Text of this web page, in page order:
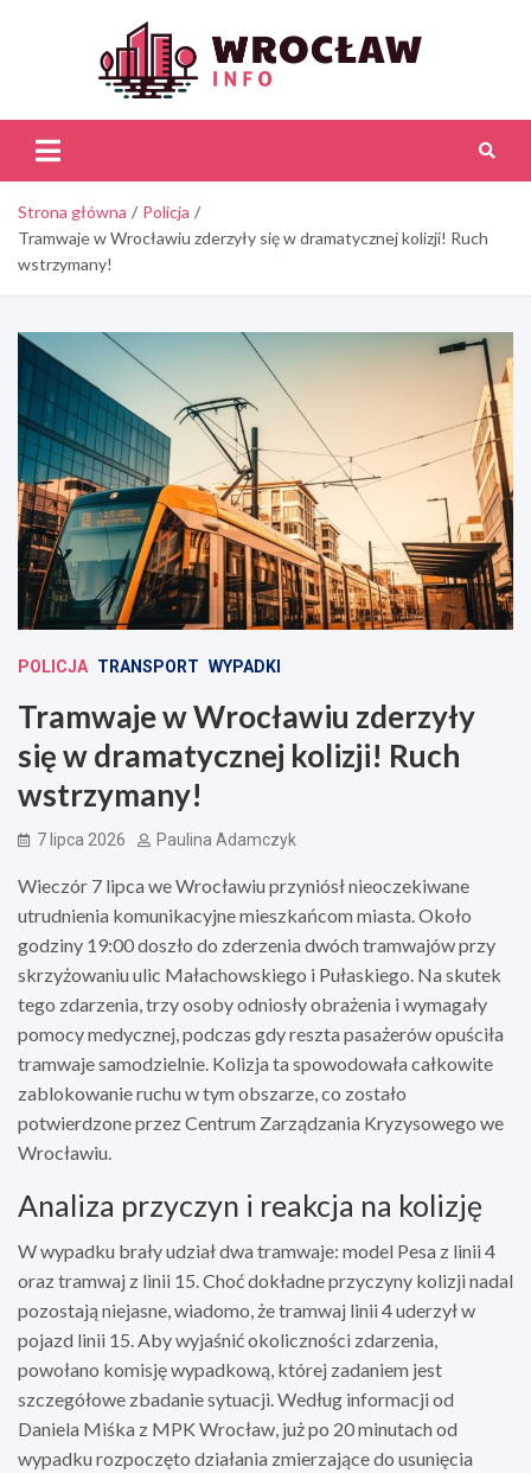
Strona główna
Policja
Tramwaje w Wrocławiu zderzyły się w dramatycznej kolizji! Ruch
wstrzymany!
POLICJA TRANSPORT WYPADKI
Tramwaje w Wrocławiu zderzyły
się w dramatycznej kolizji! Ruch
wstrzymany!
7 lipca 2026 Paulina Adamczyk
Wieczór 7 lipca we Wrocławiu przyniósł nieoczekiwane
utrudnienia komunikacyjne mieszkańcom miasta. Około
godziny 19:00 doszło do zderzenia dwóch tramwajów przy
skrzyżowaniu ulic Małachowskiego i Pułaskiego. Na skutek
tego zdarzenia, trzy osoby odniosły obrażenia i wymagały
pomocy medycznej, podczas gdy reszta pasażerów opuściła
tramwaje samodzielnie. Kolizja ta spowodowała całkowite
zablokowanie ruchu w tym obszarze, co zostało
potwierdzone przez Centrum Zarządzania Kryzysowego we
Wrocławiu.
Analiza przyczyn i reakcja na kolizję
W wypadku brały udział dwa tramwaje: model Pesa z linii 4
oraz tramwaj z linii 15. Choć dokładne przyczyny kolizji nadal
pozostają niejasne, wiadomo, że tramwaj linii 4 uderzył w
pojazd linii 15. Aby wyjaśnić okoliczności zdarzenia,
powołano komisję wypadkową, której zadaniem jest
szczegółowe zbadanie sytuacji. Według informacji od
Daniela Miśka z MPK Wrocław, już po 20 minutach od
wypadku rozpoczęto działania zmierzające do usunięcia